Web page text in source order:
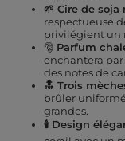
🌱 Cire de soja
respectueuse
privilégient un
🎅 Parfum
enchantera par
des notes de
🔝 Trois
brûler
grandes.
🕯️ Design